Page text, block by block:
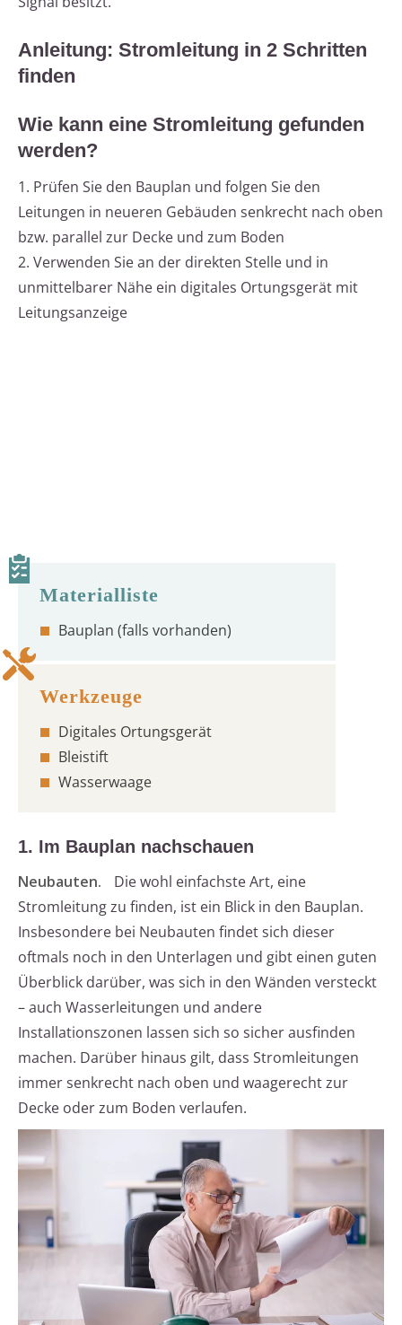
Anleitung: Stromleitung in 2 Schritten
finden
Wie kann eine Stromleitung gefunden
werden?
1. Prüfen Sie den Bauplan und folgen Sie den
Leitungen in neueren Gebäuden senkrecht nach oben
bzw. parallel zur Decke und zum Boden
2. Verwenden Sie an der direkten Stelle und in
unmittelbarer Nähe ein digitales Ortungsgerät mit
Leitungsanzeige
Bauplan (falls vorhanden)
Digitales Ortungsgerät
Bleistift
Wasserwaage
1. Im Bauplan nachschauen
Neubauten.
Die wohl einfachste Art, eine
Stromleitung zu finden, ist ein Blick in den Bauplan.
Insbesondere bei Neubauten findet sich dieser
oftmals noch in den Unterlagen und gibt einen guten
Überblick darüber, was sich in den Wänden versteckt
– auch Wasserleitungen und andere
Installationszonen lassen sich so sicher ausfinden
machen. Darüber hinaus gilt, dass Stromleitungen
immer senkrecht nach oben und waagerecht zur
Decke oder zum Boden verlaufen.